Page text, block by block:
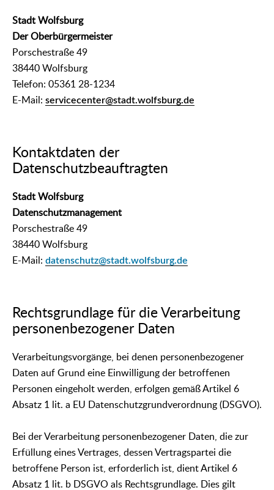
Stadt Wolfsburg
Der Oberbürgermeister
Porschestraße 49
38440 Wolfsburg
Telefon: 05361 28-1234
E-Mail: servicecenter@stadt.wolfsburg.de
Kontaktdaten der
Datenschutzbeauftragten
Stadt Wolfsburg
Datenschutzmanagement
Porschestraße 49
38440 Wolfsburg
E-Mail: datenschutz@stadt.wolfsburg.de
Rechtsgrundlage für die Verarbeitung
personenbezogener Daten
Verarbeitungsvorgänge, bei denen personenbezogener
Daten auf Grund eine Einwilligung der betroffenen
Personen eingeholt werden, erfolgen gemäß Artikel 6
Absatz 1 lit. a EU Datenschutzgrundverordnung (DSGVO).
Bei der Verarbeitung personenbezogener Daten, die zur
Erfüllung eines Vertrages, dessen Vertragspartei die
betroffene Person ist, erforderlich ist, dient Artikel 6
Absatz 1 lit. b DSGVO als Rechtsgrundlage. Dies gilt